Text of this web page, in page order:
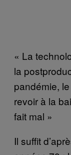
« La
la
pandémie,
revoir à la
fait mal »
Il suffit